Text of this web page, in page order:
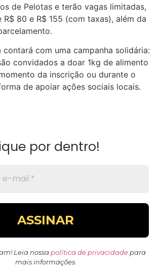
de Pelotas e terão vagas limitadas,
80 e R$ 155 (com taxas), além da
contará com uma campanha solidária:
convidados a doar 1kg de alimento
da inscrição ou durante o
de apoiar ações sociais locais.
por dentro!
Leia nossa política de privacidadepara
mais informações.